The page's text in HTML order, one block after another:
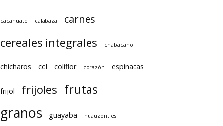
cacahuate calabaza carnes
cereales integrales chabacano
chícharos col coliflor corazón espinacas
frijol frijoles frutas
granos guayaba huauzontles